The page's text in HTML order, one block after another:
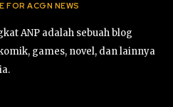
FOR ACGN NEWS
ANP adalah sebuah blog
games, novel, dan lainnya